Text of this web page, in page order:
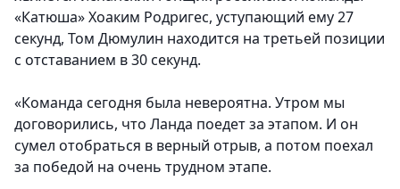
«Катюша» Хоаким Родригес, уступающий ему 27
секунд, Том Дюмулин находится на третьей позиции
с отставанием в 30 секунд.
«Команда сегодня была невероятна. Утром мы
договорились, что Ланда поедет за этапом. И он
сумел отобраться в верный отрыв, а потом поехал
за победой на очень трудном этапе.